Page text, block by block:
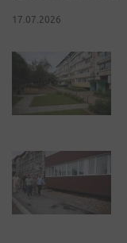
17.07.2026